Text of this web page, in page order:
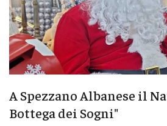
A Spezzano Albanese il
Bottega dei Sogni"